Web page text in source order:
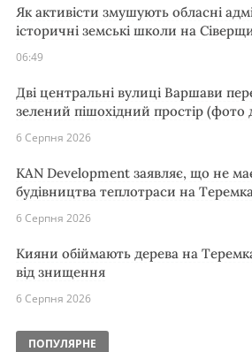
Як активісти змушують обласні
історичні земські школи на
06:49
Дві центральні вулиці Варшави
зелений пішохідний простір (фото
6 Серпня 2026
KAN Development заявляє, що не
будівництва теплотраси на
6 Серпня 2026
Кияни обіймають дерева на
від знищення
6 Серпня 2026
ПОПУЛЯРНЕ